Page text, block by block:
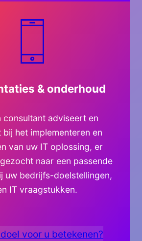
& onderhoud
consultant adviseert en
het implementeren en
van uw IT oplossing, er
naar een passende
uw bedrijfs-doelstellingen,
IT vraagstukken.
voor u betekenen?